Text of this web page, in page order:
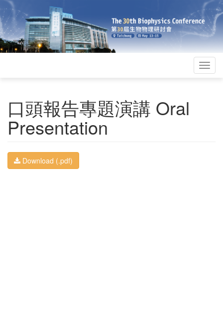
口頭報告專題演講 Oral
Presentation
Download (.pdf)